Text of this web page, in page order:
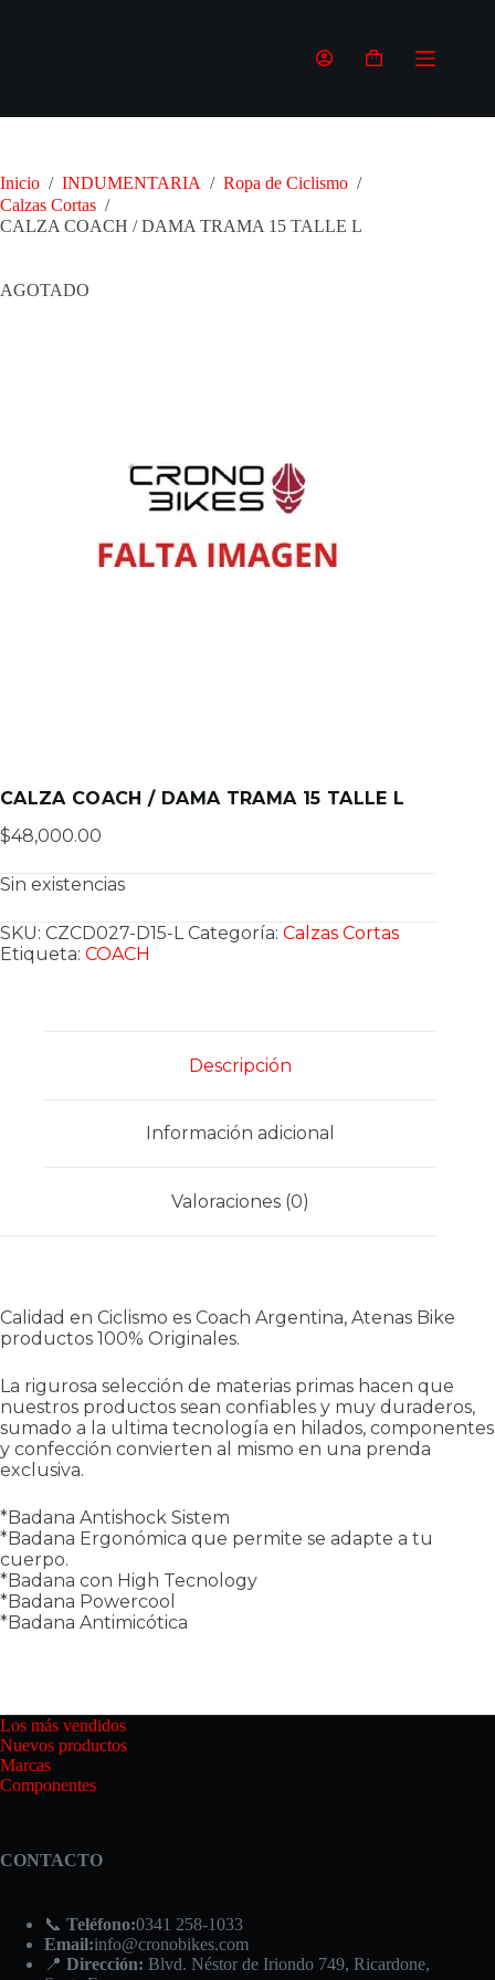
Carro
Inicio / INDUMENTARIA / Ropa de Ciclismo /
Calzas Cortas /
CALZA COACH / DAMA TRAMA 15 TALLE L
AGOTADO
CALZA COACH / DAMA TRAMA 15 TALLE L
$48,000.00
Sin existencias
SKU: CZCD027-D15-L Categoría: Calzas Cortas
Etiqueta: COACH
Descripción
Información adicional
Valoraciones (0)
Calidad en Ciclismo es Coach Argentina, Atenas Bike
productos 100% Originales.
La rigurosa selección de materias primas hacen que
nuestros productos sean confiables y muy duraderos,
sumado a la ultima tecnología en hilados, componentes
y confección convierten al mismo en una prenda
exclusiva.
*Badana Antishock Sistem
*Badana Ergonómica que permite se adapte a tu
cuerpo.
*Badana con High Tecnology
*Badana Powercool
*Badana Antimicótica
Los más vendidos
Nuevos productos
Marcas
Componentes
CONTACTO
📞 Teléfono:0341 258-1033
Email:info@cronobikes.com
📍 Dirección: Blvd. Néstor de Iriondo 749, Ricardone,